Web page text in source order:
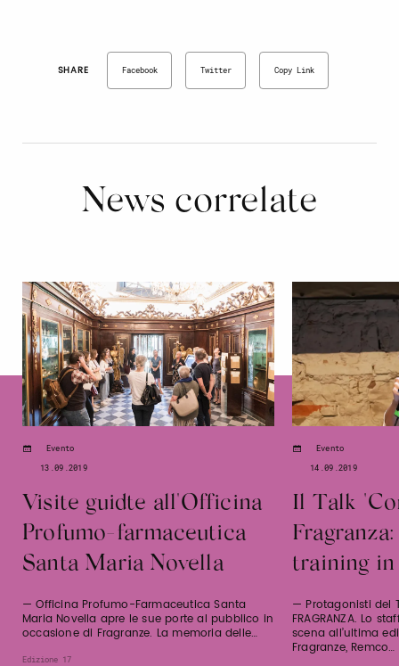
SHARE Facebook Twitter Copy Link
News correlate
Visite guidte all'Officina
Profumo-farmaceutica
Santa Maria Novella
Evento
13.09.2019
— Officina Profumo-Farmaceutica Santa
Maria Novella apre le sue porte al pubblico in
occasione di Fragranze. La memoria delle…
Edizione 17
Il Talk
training in
Evento
14.09.2019
— Protagonisti del
FRAGRANZA. Lo
scena all’ultima
Fragranze, Remco…